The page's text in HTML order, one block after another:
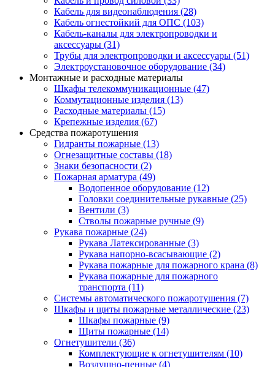
Кабель для видеонаблюдения (28)
Кабель огнестойкий для ОПС (103)
Кабель-каналы для электропроводки и
аксессуары (31)
Трубы для электропроводки и аксессуары (51)
Электроустановочное оборудование (34)
Монтажные и расходные материалы
Шкафы телекоммуникационные (47)
Коммутационные изделия (13)
Расходные материалы (15)
Крепежные изделия (67)
Средства пожаротушения
Гидранты пожарные (13)
Огнезащитные составы (18)
Знаки безопасности (2)
Пожарная арматура (49)
Водопенное оборудование (12)
Головки соединительные рукавные (25)
Вентили (3)
Стволы пожарные ручные (9)
Рукава пожарные (24)
Рукава Латексированные (3)
Рукава напорно-всасывающие (2)
Рукава пожарные для пожарного крана (8)
Рукава пожарные для пожарного
транспорта (11)
Системы автоматического пожаротушения (7)
Шкафы и щиты пожарные металлические (23)
Шкафы пожарные (9)
Щиты пожарные (14)
Огнетушители (36)
Комплектующие к огнетушителям (10)
Воздушно-пенные (4)